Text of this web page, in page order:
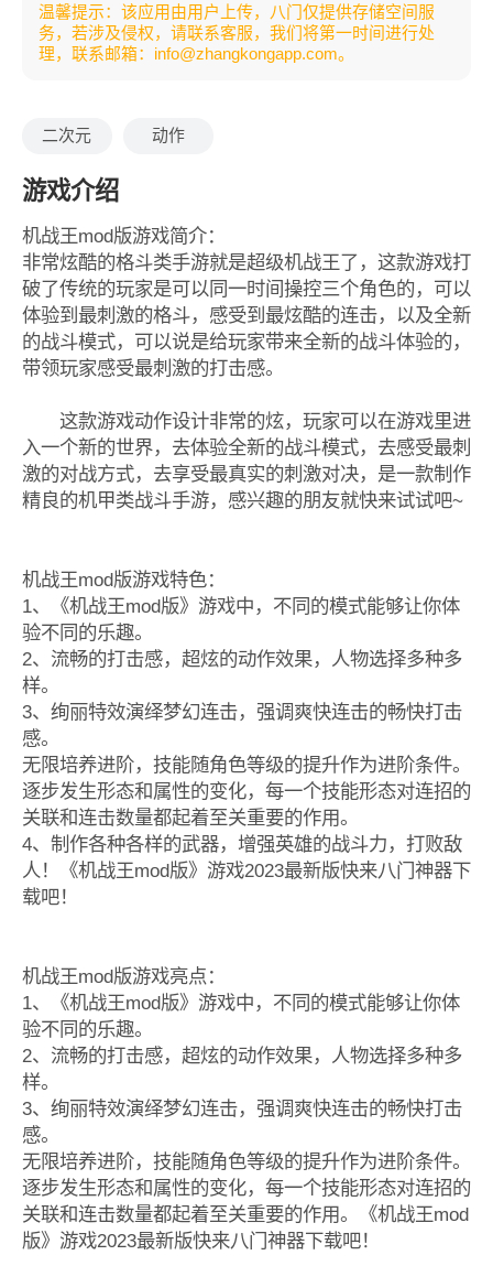
温馨提示：该应用由用户上传，八门仅提供存储空间服
务，若涉及侵权，请联系客服，我们将第一时间进行处
理，联系邮箱：info@zhangkongapp.com。
二次元 动作
游戏介绍
机战王mod版游戏简介：
非常炫酷的格斗类手游就是超级机战王了，这款游戏打
破了传统的玩家是可以同一时间操控三个角色的，可以
体验到最刺激的格斗，感受到最炫酷的连击，以及全新
的战斗模式，可以说是给玩家带来全新的战斗体验的，
带领玩家感受最刺激的打击感。
这款游戏动作设计非常的炫，玩家可以在游戏里进
入一个新的世界，去体验全新的战斗模式，去感受最刺
激的对战方式，去享受最真实的刺激对决，是一款制作
精良的机甲类战斗手游，感兴趣的朋友就快来试试吧~
机战王mod版游戏特色：
1、《机战王mod版》游戏中，不同的模式能够让你体
验不同的乐趣。
2、流畅的打击感，超炫的动作效果，人物选择多种多
样。
3、绚丽特效演绎梦幻连击，强调爽快连击的畅快打击
感。
无限培养进阶，技能随角色等级的提升作为进阶条件。
逐步发生形态和属性的变化，每一个技能形态对连招的
关联和连击数量都起着至关重要的作用。
4、制作各种各样的武器，增强英雄的战斗力，打败敌
人！《机战王mod版》游戏2023最新版快来八门神器下
载吧！
机战王mod版游戏亮点：
1、《机战王mod版》游戏中，不同的模式能够让你体
验不同的乐趣。
2、流畅的打击感，超炫的动作效果，人物选择多种多
样。
3、绚丽特效演绎梦幻连击，强调爽快连击的畅快打击
感。
无限培养进阶，技能随角色等级的提升作为进阶条件。
逐步发生形态和属性的变化，每一个技能形态对连招的
关联和连击数量都起着至关重要的作用。《机战王mod
版》游戏2023最新版快来八门神器下载吧！